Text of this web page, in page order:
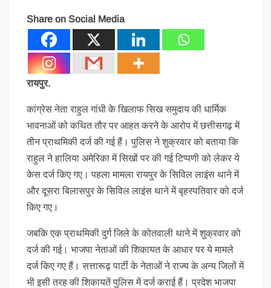
Share on Social Media
रायपुर.
कांग्रेस नेता राहुल गांधी के खिलाफ सिख समुदाय की धार्मिक
भावनाओं को कथित तौर पर आहत करने के आरोप में छत्तीसगढ़ में
तीन प्राथमिकी दर्ज की गई हैं। पुलिस ने शुक्रवार को बताया कि
राहुल ने हालिया अमेरिका में सिखों पर की गई टिप्पणी को लेकर ये
केस दर्ज किए गए। पहला मामला रायपुर के सिविल लाइंस थाने में
और दूसरा बिलासपुर के सिविल लाइंस थाने में बृहस्पतिवार को दर्ज
किए गए।
जबकि एक प्राथमिकी दुर्ग जिले के कोतवाली थाने में शुक्रवार को
दर्ज की गई। भाजपा नेताओं की शिकायत के आधार पर ये मामले
दर्ज किए गए हैं। सत्तारूढ़ पार्टी के नेताओं ने राज्य के अन्य जिलों में
भी इसी तरह की शिकायतें पुलिस में दर्ज कराई हैं। प्रदेश भाजपा